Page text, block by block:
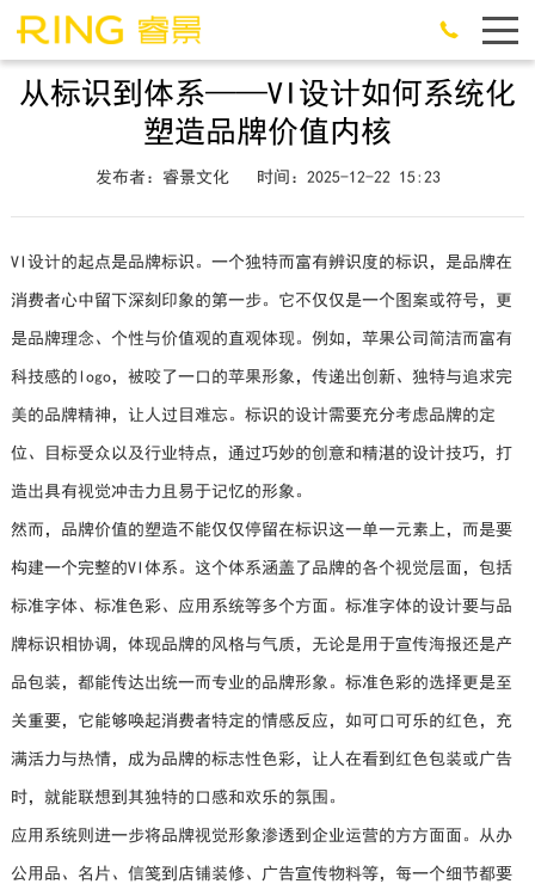
从标识到体系——VI设计如何系统化
塑造品牌价值内核
发布者：睿景文化 时间：2025-12-22 15:23
VI设计的起点是品牌标识。一个独特而富有辨识度的标识，是品牌在
消费者心中留下深刻印象的第一步。它不仅仅是一个图案或符号，更
是品牌理念、个性与价值观的直观体现。例如，苹果公司简洁而富有
科技感的logo，被咬了一口的苹果形象，传递出创新、独特与追求完
美的品牌精神，让人过目难忘。标识的设计需要充分考虑品牌的定
位、目标受众以及行业特点，通过巧妙的创意和精湛的设计技巧，打
造出具有视觉冲击力且易于记忆的形象。
然而，品牌价值的塑造不能仅仅停留在标识这一单一元素上，而是要
构建一个完整的VI体系。这个体系涵盖了品牌的各个视觉层面，包括
标准字体、标准色彩、应用系统等多个方面。标准字体的设计要与品
牌标识相协调，体现品牌的风格与气质，无论是用于宣传海报还是产
品包装，都能传达出统一而专业的品牌形象。标准色彩的选择更是至
关重要，它能够唤起消费者特定的情感反应，如可口可乐的红色，充
满活力与热情，成为品牌的标志性色彩，让人在看到红色包装或广告
时，就能联想到其独特的口感和欢乐的氛围。
应用系统则进一步将品牌视觉形象渗透到企业运营的方方面面。从办
公用品、名片、信笺到店铺装修、广告宣传物料等，每一个细节都要